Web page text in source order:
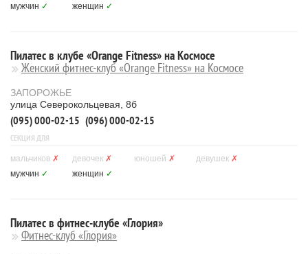
мужчин ✓ женщин ✓
Пилатес в клубе «Orange Fitness» на Космосе
Женский фитнес-клуб «Orange Fitness» на Космосе
ЗАПОРОЖЬЕ
улица Северокольцевая, 8б
(095) 000-02-15 (096) 000-02-15
СЕКЦИЯ ДЛЯ
мальчиков ✗ девочек ✗ юношей ✗ девушек ✗
мужчин ✓ женщин ✓
Пилатес в фитнес-клубе «Глория»
Фитнес-клуб «Глория»